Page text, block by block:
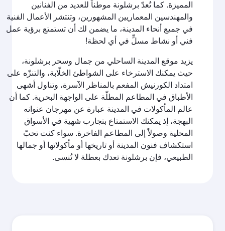
المميزة. كما تُعدّ برشلونة موطناً للعديد من الفنانين
والمهندسين المعماريين المشهورين، وتنتشر الأعمال الفنية
في جميع أنحاء المدينة، ما يضمن لك أن تستمتع برؤية عمل
فني أو نشاط مسلٍّ في أي لحظة!
يزيد موقع المدينة الساحلي من جمال وسحر برشلونة،
حيث يمكنك الاسترخاء على الشواطئ الخلّابة، والتنزّه على
امتداد الكورنيش المفعم بالمناظر الآسرة، وتناول أشهى
الأطباق في المطاعم المطلّة على الواجهة البحرية. كما أن
عالم المأكولات في المدينة عبارة عن مهرجان عنوانه
البهجة، إذ يمكنك الاستمتاع بتجارب شهية في الأسواق
المحلية وصولاً إلى المطاعم الفاخرة. سواء كنت تحبّ
استكشاف فنون المدينة أو تاريخها أو مأكولاتها أو جمالها
الطبيعي، فإن برشلونة تعدك بعطلة لا تُنسى.